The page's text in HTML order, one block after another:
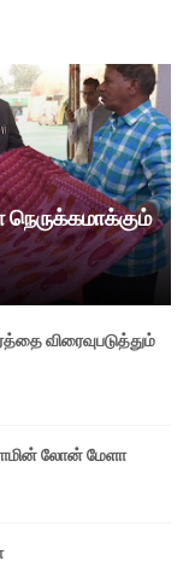
விரைவுபடுத்தும்
லோன் மேளா